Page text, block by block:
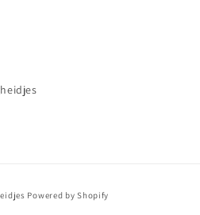
Powered by Shopify